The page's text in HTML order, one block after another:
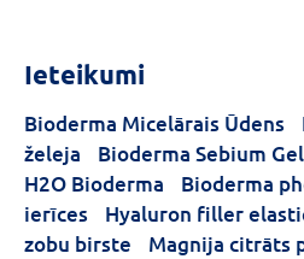
Ieteikumi
Bioderma Micelārais Ūdens
želeja
Bioderma Sebium
H2O Bioderma
Bioderma
ierīces
Hyaluron filler
zobu birste
Magnija citrāts